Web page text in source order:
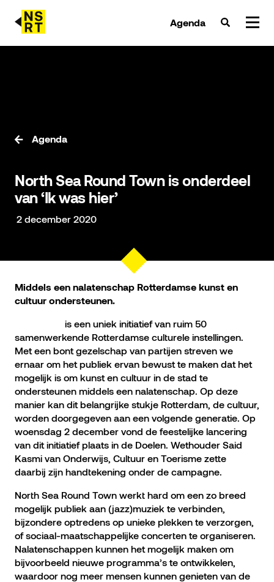
Agenda
team
partners
North Sea Round Town is onderdeel
van ‘Ik was hier’
2 december 2020
Agenda
Middels een nalatenschap Rotterdamse kunst en
cultuur ondersteunen.
is een uniek initiatief van ruim 50
samenwerkende Rotterdamse culturele instellingen.
Met een bont gezelschap van partijen streven we
ernaar om het publiek ervan bewust te maken dat het
mogelijk is om kunst en cultuur in de stad te
ondersteunen middels een nalatenschap. Op deze
manier kan dit belangrijke stukje Rotterdam, de cultuur,
worden doorgegeven aan een volgende generatie. Op
woensdag 2 december vond de feestelijke lancering
van dit initiatief plaats in de Doelen. Wethouder Said
Kasmi van Onderwijs, Cultuur en Toerisme zette
daarbij zijn handtekening onder de campagne.
North Sea Round Town werkt hard om een zo breed
mogelijk publiek aan (jazz)muziek te verbinden,
bijzondere optredens op unieke plekken te verzorgen,
of sociaal-maatschappelijke concerten te organiseren.
Nalatenschappen kunnen het mogelijk maken om
bijvoorbeeld nieuwe programma’s te ontwikkelen,
waardoor nog meer mensen kunnen genieten van de